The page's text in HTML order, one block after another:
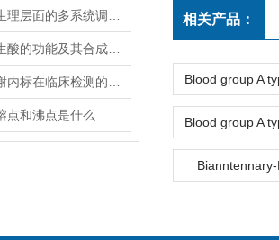
点和沸点是什么
相关产品：